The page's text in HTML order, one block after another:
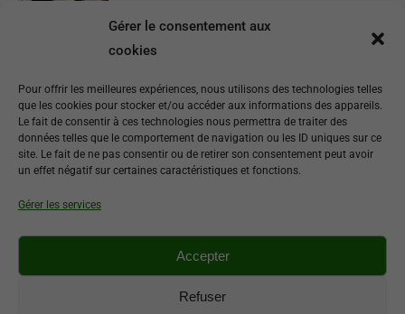
Gérer le consentement aux
cookies
Pour offrir les meilleures expériences, nous utilisons des technologies telles
que les cookies pour stocker et/ou accéder aux informations des appareils.
Le fait de consentir à ces technologies nous permettra de traiter des
données telles que le comportement de navigation ou les ID uniques sur ce
site. Le fait de ne pas consentir ou de retirer son consentement peut avoir
un effet négatif sur certaines caractéristiques et fonctions.
Gérer les services
Accepter
Refuser
Yolande d’Aragon
14,90€ TTC
Ajouter au panier
14,90€ TTC